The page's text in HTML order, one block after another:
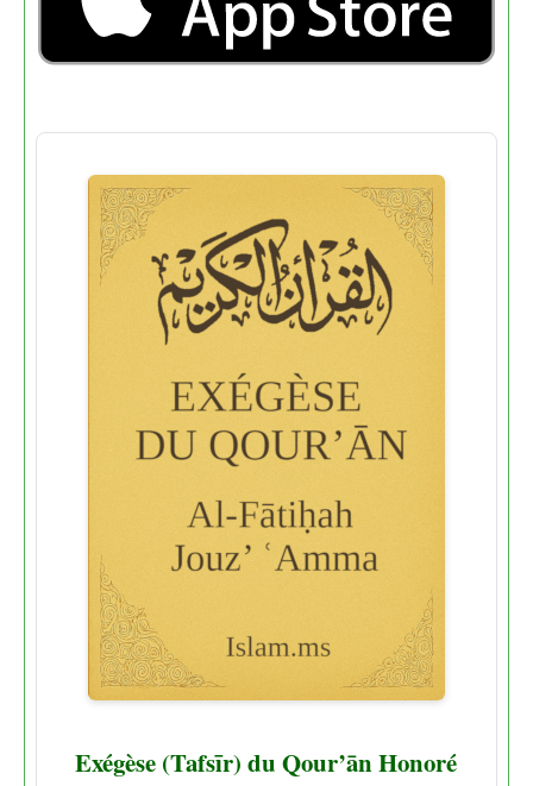
Exégèse (Tafsīr) du Qour’ān Honoré